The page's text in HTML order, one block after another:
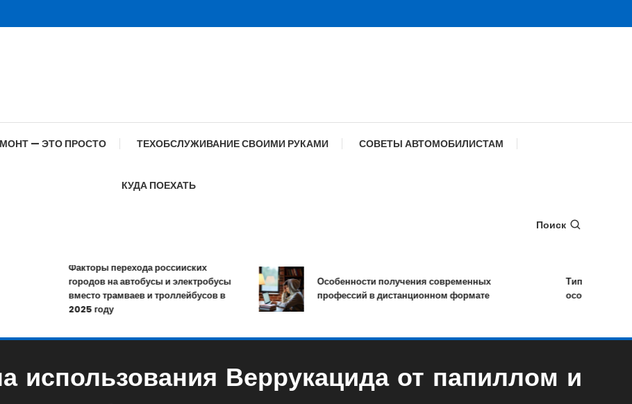
— ЭТО ПРОСТО ТЕХОБСЛУЖИВАНИЕ СВОИМИ РУКАМИ СОВЕТЫ АВТОМОБИЛИСТАМ
КУДА ПОЕХАТЬ
Поиск
Факторы перехода российских
городов на автобусы и электробусы
вместо трамваев и троллейбусов в
2025 году
Особенности получения современных
профессий в дистанционном формате
Типы удаленных
особенности
использования Веррукацида от папиллом и